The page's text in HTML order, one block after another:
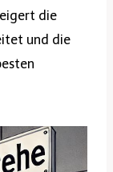
die
und die